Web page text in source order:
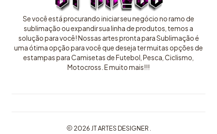
Se você está procurando iniciar seu negócio no ramo de
sublimação ou expandir sua linha de produtos, temos a
solução para você! Nossas artes pronta para Sublimação é
uma ótima opção para você que deseja ter muitas opções de
estampas para Camisetas de Futebol, Pesca, Ciclismo,
Motocross. E muito mais!!!
2026 JT ARTES DESIGNER .